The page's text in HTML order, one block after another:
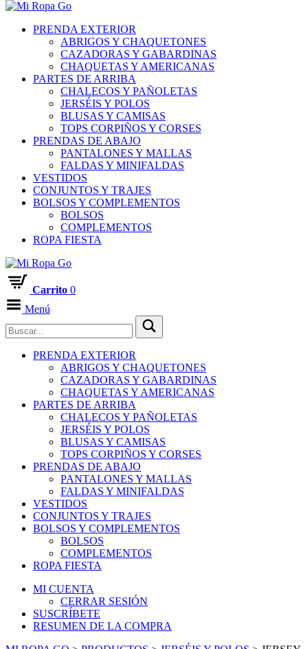
PRENDA EXTERIOR
ABRIGOS Y CHAQUETONES
CAZADORAS Y GABARDINAS
CHAQUETAS Y AMERICANAS
PARTES DE ARRIBA
CHALECOS Y PAÑOLETAS
JERSÉIS Y POLOS
BLUSAS Y CAMISAS
TOPS CORPIÑOS Y CORSES
PRENDAS DE ABAJO
PANTALONES Y MALLAS
FALDAS Y MINIFALDAS
VESTIDOS
CONJUNTOS Y TRAJES
BOLSOS Y COMPLEMENTOS
BOLSOS
COMPLEMENTOS
ROPA FIESTA
Carrito 0
Menú
PRENDA EXTERIOR
ABRIGOS Y CHAQUETONES
CAZADORAS Y GABARDINAS
CHAQUETAS Y AMERICANAS
PARTES DE ARRIBA
CHALECOS Y PAÑOLETAS
JERSÉIS Y POLOS
BLUSAS Y CAMISAS
TOPS CORPIÑOS Y CORSES
PRENDAS DE ABAJO
PANTALONES Y MALLAS
FALDAS Y MINIFALDAS
VESTIDOS
CONJUNTOS Y TRAJES
BOLSOS Y COMPLEMENTOS
BOLSOS
COMPLEMENTOS
ROPA FIESTA
MI CUENTA
CERRAR SESIÓN
SUSCRÍBETE
RESUMEN DE LA COMPRA